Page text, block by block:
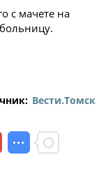
с мачете на
Вести.Томск